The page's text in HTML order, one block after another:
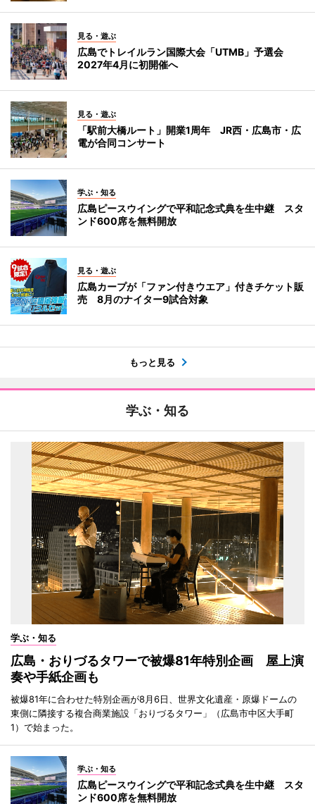
見る・遊ぶ
広島でトレイルラン国際大会「UTMB」予選会
2027年4月に初開催へ
見る・遊ぶ
「駅前大橋ルート」開業1周年 JR西・広島市・広
電が合同コンサート
学ぶ・知る
広島ピースウイングで平和記念式典を生中継 スタ
ンド600席を無料開放
見る・遊ぶ
広島カープが「ファン付きウエア」付きチケット販
売 8月のナイター9試合対象
もっと見る
学ぶ・知る
学ぶ・知る
広島・おりづるタワーで被爆81年特別企画 屋上演
奏や手紙企画も
被爆81年に合わせた特別企画が8月6日、世界文化遺産・原爆ドームの
東側に隣接する複合商業施設「おりづるタワー」（広島市中区大手町
1）で始まった。
学ぶ・知る
広島ピースウイングで平和記念式典を生中継 スタ
ンド600席を無料開放